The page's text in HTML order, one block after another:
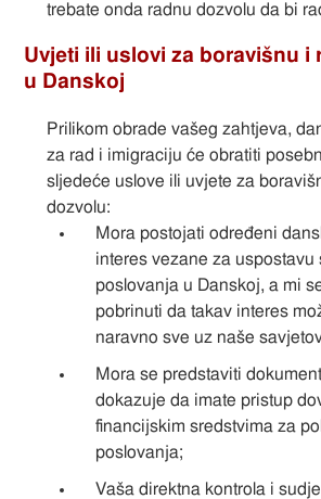
trebate onda radnu dozvolu da bi
Uvjeti ili uslovi za boravišnu i
u Danskoj
Prilikom obrade vašeg zahtjeva,
za rad i imigraciju će obratiti
sljedeće uslove ili uvjete za
dozvolu:
Mora postojati određeni
interes vezane za uspostavu
poslovanja u Danskoj, a mi
pobrinuti da takav interes
naravno sve uz naše
Mora se predstaviti
dokazuje da imate pristup
financijskim sredstvima za
poslovanja;
Vaša direktna kontrola i